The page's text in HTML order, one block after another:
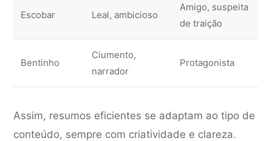
Escobar Leal, ambicioso
Amigo, suspeita
de traição
Bentinho
Ciumento,
narrador
Protagonista
Assim, resumos eficientes se adaptam ao tipo de
conteúdo, sempre com criatividade e clareza.